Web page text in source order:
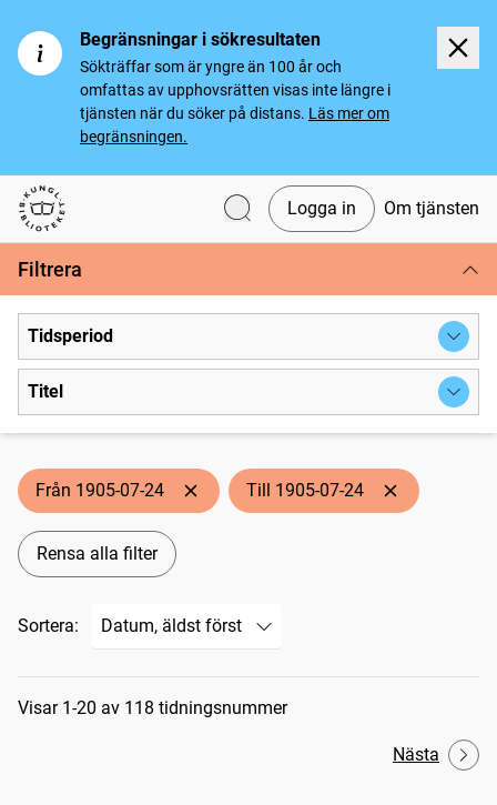
Begränsningar i sökresultaten
Sökträffar som är yngre än 100 år och
omfattas av upphovsrätten visas inte längre i
tjänsten när du söker på distans. Läs mer om
begränsningen.
Svenska tidningar
Logga in Om tjänsten
Filtrera
Tidsperiod
Titel
Från 1905-07-24 Till 1905-07-24
Rensa alla filter
Sortera:
Sökresultat
Visar 1-20 av 118 tidningsnummer
Nästa